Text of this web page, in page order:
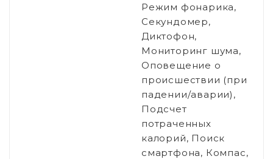
Режим фонарика,
Секундомер,
Диктофон,
Мониторинг шума,
Оповещение о
происшествии (при
падении/аварии),
Подсчет
потраченных
калорий, Поиск
смартфона, Компас,